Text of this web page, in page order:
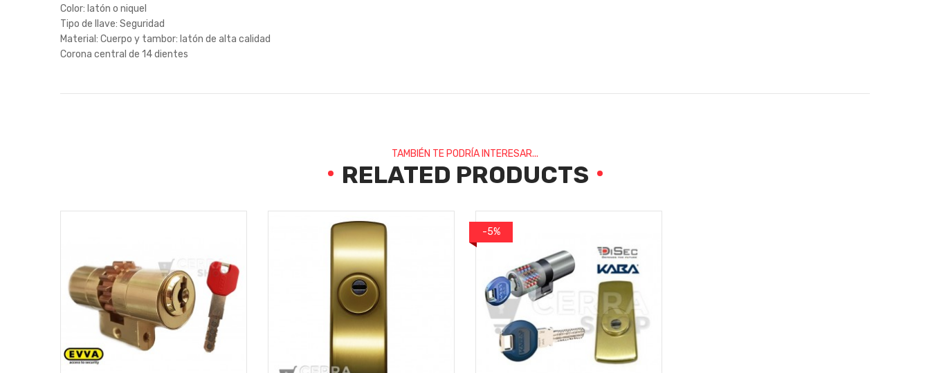
Color: latón o niquel
Tipo de llave: Seguridad
Material: Cuerpo y tambor: latón de alta calidad
Corona central de 14 dientes
TAMBIÉN TE PODRÍA INTERESAR...
RELATED PRODUCTS
-5%